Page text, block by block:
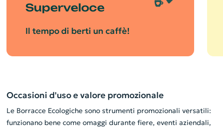
Superveloce
Il tempo di berti un caffè!
Occasioni d'uso e valore promozionale
Le Borracce Ecologiche sono strumenti promozionali versatili:
funzionano bene come omaggi durante fiere, eventi aziendali,